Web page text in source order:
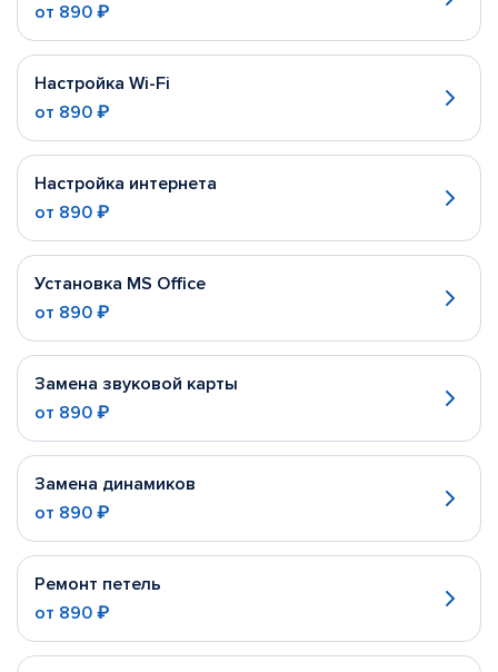
от 890 ₽
Настройка Wi-Fi
от 890 ₽
Настройка интернета
от 890 ₽
Установка MS Office
от 890 ₽
Замена звуковой карты
от 890 ₽
Замена динамиков
от 890 ₽
Ремонт петель
от 890 ₽